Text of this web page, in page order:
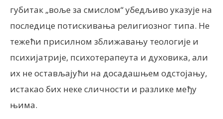
губитак „воље за смислом“ убедљиво указује на
последице потискивања религиозног типа. Не
тежећи присилном зближавању теологије и
психијатрије, психотерапеута и духовика, али
их не остављајући на досадашњем одстојању,
истакао бих неке сличности и разлике међу
њима.